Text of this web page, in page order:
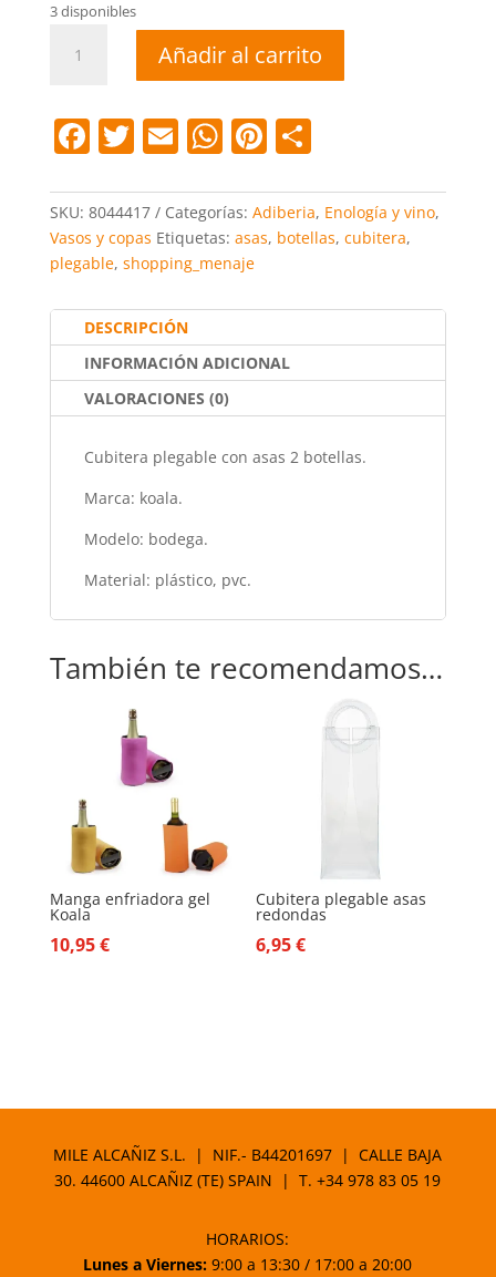
3 disponibles
plegable
cantidad
Añadir al carrito
F
c
e
b
o
o
k
T
itt
er
E
ai
l
W
at
s
A
p
p
Pi
er
e
C
m
p
tir
SKU: 8044417 Categorías: Adiberia, Enología y vino,
Vasos y copas Etiquetas: asas, botellas, cubitera,
plegable, shopping_menaje
DESCRIPCIÓN
INFORMACIÓN ADICIONAL
VALORACIONES (0)
Cubitera plegable con asas 2 botellas.
Marca: koala.
Modelo: bodega.
Material: plástico, pvc.
También te recomendamos…
Manga enfriadora gel
Koala
10,95€
Cubitera plegable asas
redondas
6,95€
MILE ALCAÑIZ S.L. | NIF.- B44201697 | CALLE BAJA
30. 44600 ALCAÑIZ (TE) SPAIN | T.+34 978 83 05 19
HORARIOS:
Lunes a Viernes: 9:00 a 13:30 / 17:00 a 20:00